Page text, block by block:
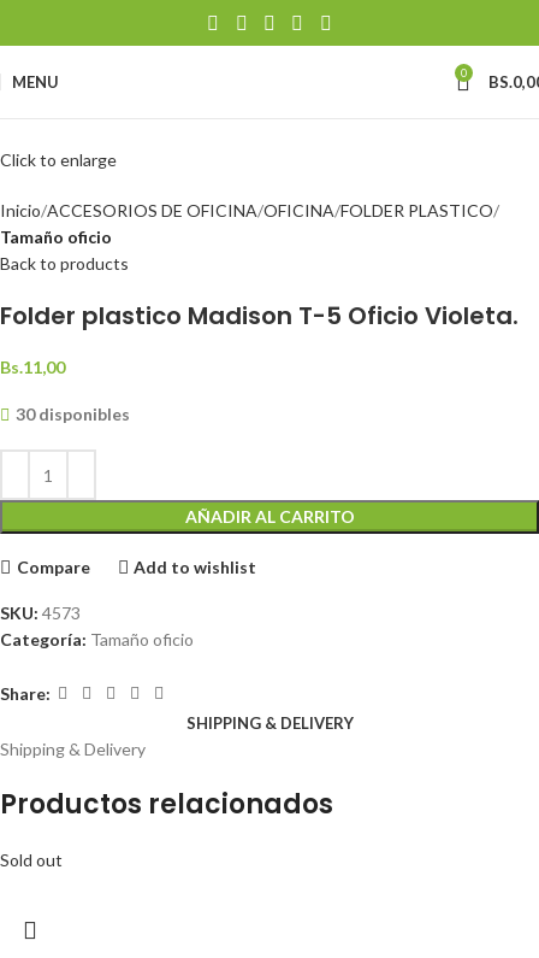
MENU 0 BS.
Click to enlarge
Inicio ACCESORIOS DE OFICINA OFICINA FOLDER PLASTICO
Tamaño oficio
Back to products
Folder plastico Madison T-5 Oficio Violeta.
Bs.11,00
30 disponibles
AÑADIR AL CARRITO
Compare Add to wishlist
SKU: 4573
Categoría: Tamaño oficio
Share:
SHIPPING & DELIVERY
Shipping & Delivery
Productos relacionados
Sold out